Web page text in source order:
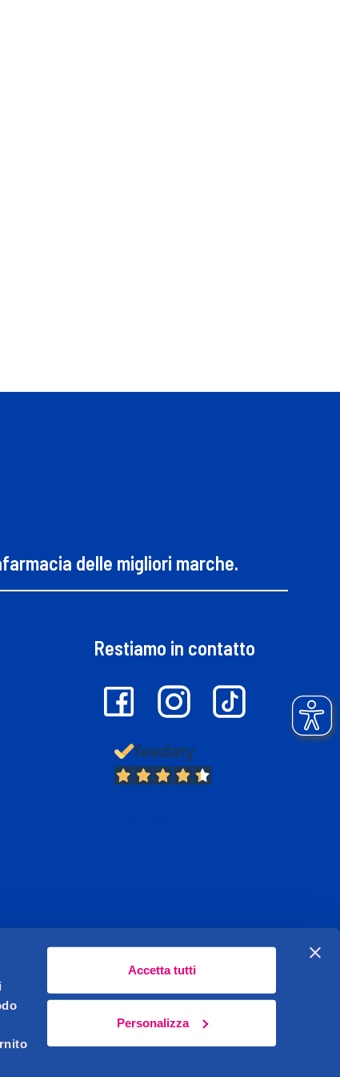
Accetta tutti
Personalizza
delle migliori marche.
Restiamo in contatto
Giovanni S.r.l. Sede legale Pernumia (PD)